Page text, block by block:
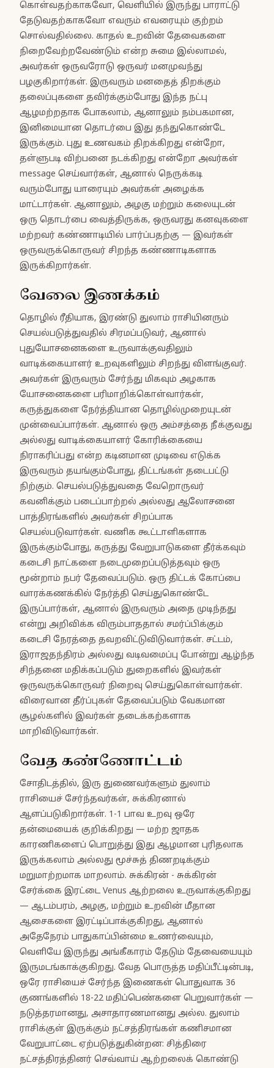
கொள்வதற்காகவோ, வெளியில் இருந்து பாராட்டு
தேடுவதற்காகவோ எவரும் எவரையும் குற்றம்
சொல்வதில்லை. காதல் உறவின் தேவைகளை
நிறைவேற்றவேண்டும் என்ற சுமை இல்லாமல்,
அவர்கள் ஒருவரோடு ஒருவர் மனமுவந்து
பழகுகிறார்கள். இருவரும் மனதைத் திறக்கும்
தலைப்புகளை தவிர்க்கும்போது இந்த நட்பு
ஆழமற்றதாக போகலாம், ஆனாலும் நம்பகமான,
இனிமையான தொடர்பை இது தந்துகொண்டே
இருக்கும். புது உணவகம் திறக்கிறது என்றோ,
தள்ளுபடி விற்பனை நடக்கிறது என்றோ அவர்கள்
message செய்வார்கள், ஆனால் நெருக்கடி
வரும்போது யாரையும் அவர்கள் அழைக்க
மாட்டார்கள். ஆனாலும், அழகு மற்றும் கலையுடன்
ஒரு தொடர்பை வைத்திருக்க, ஒருவரது கனவுகளை
மற்றவர் கண்ணாடியில் பார்ப்பதற்கு — இவர்கள்
ஒருவருக்கொருவர் சிறந்த கண்ணாடிகளாக
இருக்கிறார்கள்.
வேலை இணக்கம்
தொழில் ரீதியாக, இரண்டு துலாம் ராசியினரும்
செயல்படுத்துவதில் சிரமப்படுவர், ஆனால்
புதுயோசனைகளை உருவாக்குவதிலும்
வாடிக்கையாளர் உறவுகளிலும் சிறந்து விளங்குவர்.
அவர்கள் இருவரும் சேர்ந்து மிகவும் அழகாக
யோசனைகளை பரிமாறிக்கொள்வார்கள்,
கருத்துகளை நேர்த்தியான தொழில்முறையுடன்
முன்வைப்பார்கள். ஆனால் ஒரு அம்சத்தை நீக்குவது
அல்லது வாடிக்கையாளர் கோரிக்கையை
நிராகரிப்பது என்ற கடினமான முடிவை எடுக்க
இருவரும் தயங்கும்போது, திட்டங்கள் தடைபட்டு
நிற்கும். செயல்படுத்துவதை வேறொருவர்
கவனிக்கும் படைப்பாற்றல் அல்லது ஆலோசனை
பாத்திரங்களில் அவர்கள் சிறப்பாக
செயல்படுவார்கள். வணிக கூட்டாளிகளாக
இருக்கும்போது, கருத்து வேறுபாடுகளை தீர்க்கவும்
கடைசி நாட்களை நடைமுறைப்படுத்தவும் ஒரு
மூன்றாம் நபர் தேவைப்படும். ஒரு திட்டக் கோப்பை
வாரக்கணக்கில் நேர்த்தி செய்துகொண்டே
இருப்பார்கள், ஆனால் இருவரும் அதை முடிந்தது
என்று அறிவிக்க விரும்பாததால் சமர்ப்பிக்கும்
கடைசி நேரத்தை தவறவிட்டுவிடுவார்கள். சட்டம்,
இராஜதந்திரம் அல்லது வடிவமைப்பு போன்று ஆழ்ந்த
சிந்தனை மதிக்கப்படும் துறைகளில் இவர்கள்
ஒருவருக்கொருவர் நிறைவு செய்துகொள்வார்கள்.
விரைவான தீர்ப்புகள் தேவைப்படும் வேகமான
சூழல்களில் இவர்கள் தடைக்கற்களாக
மாறிவிடுவார்கள்.
வேத கண்ணோட்டம்
சோதிடத்தில், இரு துணைவர்களும் துலாம்
ராசியைச் சேர்ந்தவர்கள், சுக்கிரனால்
ஆளப்படுகிறார்கள். 1-1 பாவ உறவு ஒரே
தன்மையைக் குறிக்கிறது — மற்ற ஜாதக
காரணிகளைப் பொறுத்து இது ஆழமான புரிதலாக
இருக்கலாம் அல்லது மூச்சுத் திணறடிக்கும்
மறுமாற்றமாக மாறலாம். சுக்கிரன் - சுக்கிரன்
சேர்க்கை இரட்டை Venus ஆற்றலை உருவாக்குகிறது
— ஆடம்பரம், அழகு, மற்றும் உறவின் மீதான
ஆசைகளை இரட்டிப்பாக்குகிறது, ஆனால்
அதேநேரம் பாதுகாப்பின்மை உணர்வையும்,
வெளியே இருந்து அங்கீகாரம் தேடும் தேவையையும்
இருமடங்காக்குகிறது. வேத பொருத்த மதிப்பீட்டின்படி,
ஒரே ராசியைச் சேர்ந்த இணைகள் பொதுவாக 36
குணங்களில் 18-22 மதிப்பெண்களை பெறுவார்கள் —
நடுத்தரமானது, அசாதாரணமானது அல்ல. துலாம்
ராசிக்குள் இருக்கும் நட்சத்திரங்கள் கணிசமான
வேறுபாட்டை ஏற்படுத்துகின்றன: சித்திரை
நட்சத்திரத்தினர் செவ்வாய் ஆற்றலைக் கொண்டு